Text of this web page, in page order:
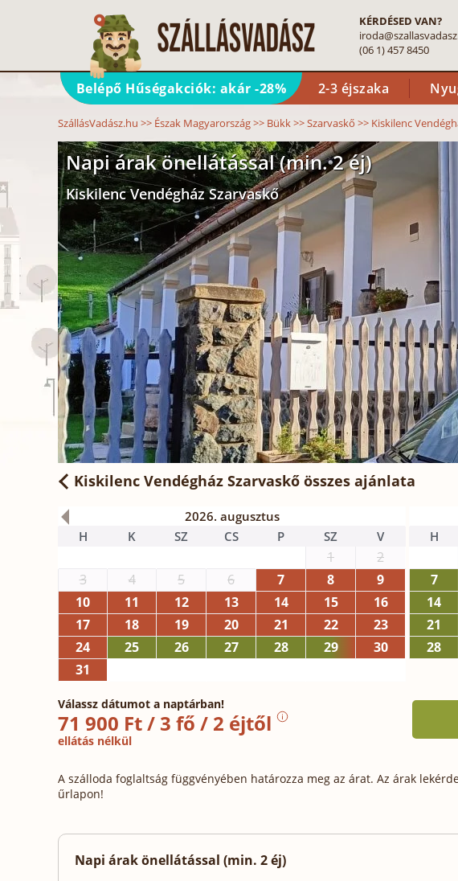
KÉRDÉSED VAN?
(06 1) 457 8450
Belépő Hűségakciók: akár -28% 2-3 éjszaka
SzállásVadász.hu >> Észak Magyarország>> Bükk>>Szarvaskő >> Kiskilenc
Napi árak önellátással (min. 2 éj)
Kiskilenc Vendégház Szarvaskő
Kiskilenc Vendégház Szarvaskő összes ajánlata
2026. augusztus
H
K SZ CS P SZ V
1
2
3
4 5 6 7 8
9
10
11 12 13 14 15
16
17
18 19 20 21 22
23
24
25 26 27 28 29
30
31
H
7
14
21
28
Válassz dátumot a naptárban!
71 900 Ft / 3 fő / 2 éjtől
ellátás nélkül
A szálloda foglaltság függvényében határozza meg az árat. Az árak
űrlapon!
Napi árak önellátással (min. 2 éj)